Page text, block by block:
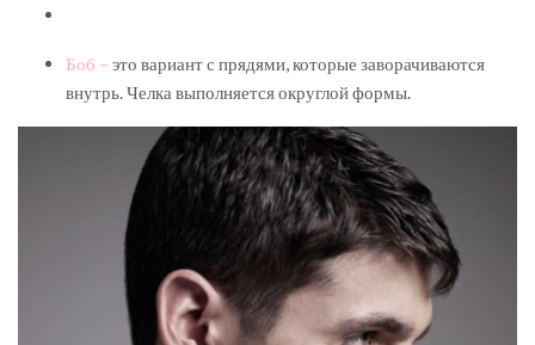
Боб – это вариант с прядями, которые заворачиваются
внутрь. Челка выполняется округлой формы.